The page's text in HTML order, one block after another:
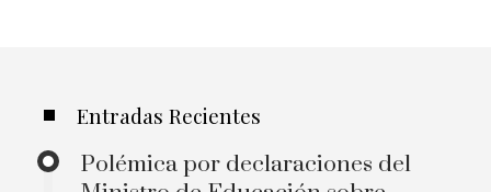
Entradas Recientes
Polémica por declaraciones del